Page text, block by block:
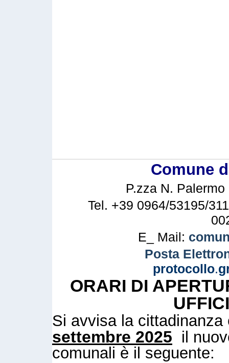
Comune
P.zza N.
Tel. +39 0964/53195/
E_ Mail:
Posta
protocollo.
ORARI DI
Si avvisa la
settembre 2025 il
comunali è il seguente: